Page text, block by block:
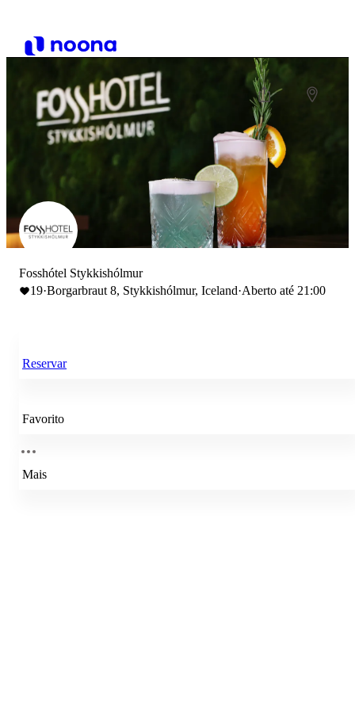
Fosshótel Stykkishólmur
19·Borgarbraut 8, Stykkishólmur, Iceland·Aberto até 21:00
Reservar
Favorito
Mais